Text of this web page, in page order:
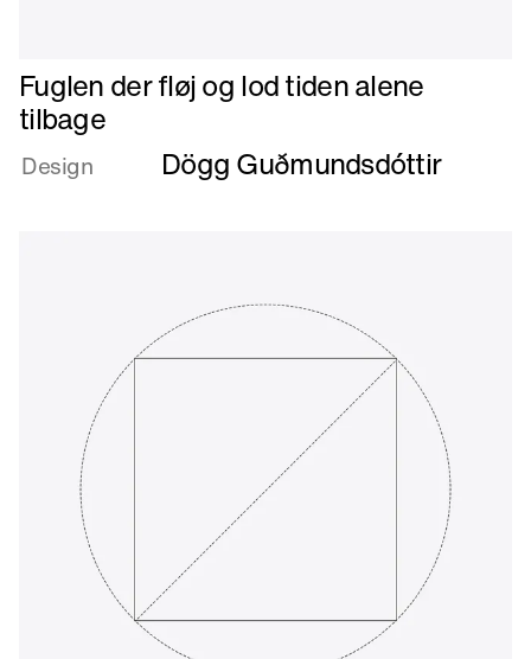
Læs
mere
om
Fuglen
Fuglen der fløj og lod tiden alene
tilbage
Design Dögg Guðmundsdóttir